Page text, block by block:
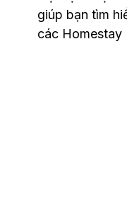
giúp bạn tìm
các Homestay